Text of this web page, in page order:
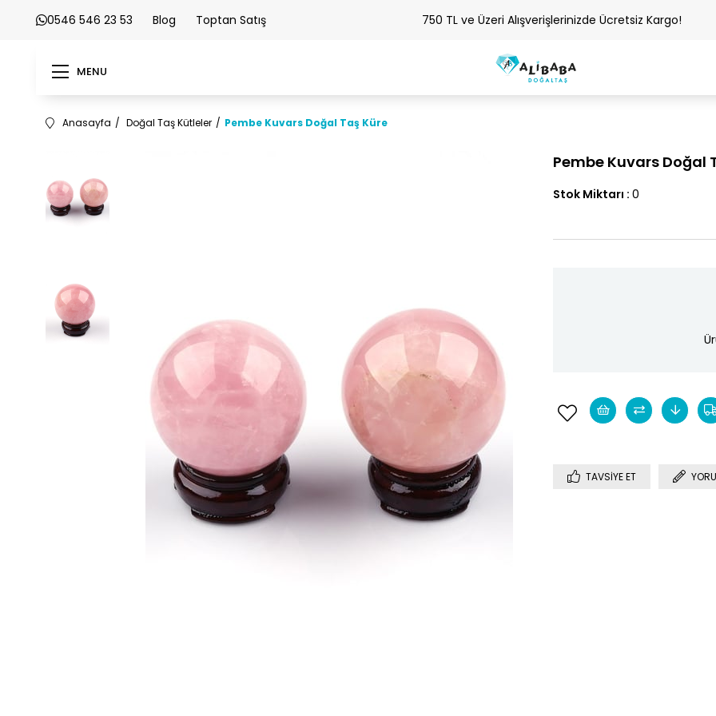
0546 546 23 53 Blog Toptan Satış 750 TL ve Üzeri Alışverişlerinizde Ücretsiz Kargo!
MENU
Anasayfa Doğal Taş Kütleler Pembe Kuvars Doğal Taş Küre
Pembe Kuvars Doğal
Stok Miktarı : 0
TAVSIYE ET